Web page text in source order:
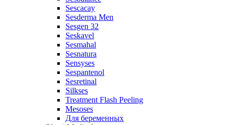
Sescacay
Sesderma Men
Sesgen 32
Seskavel
Sesmahal
Sesnatura
Sensyses
Sespantenol
Sesretinal
Silkses
Treatment Flash Peeling
Mesoses
Для беременных